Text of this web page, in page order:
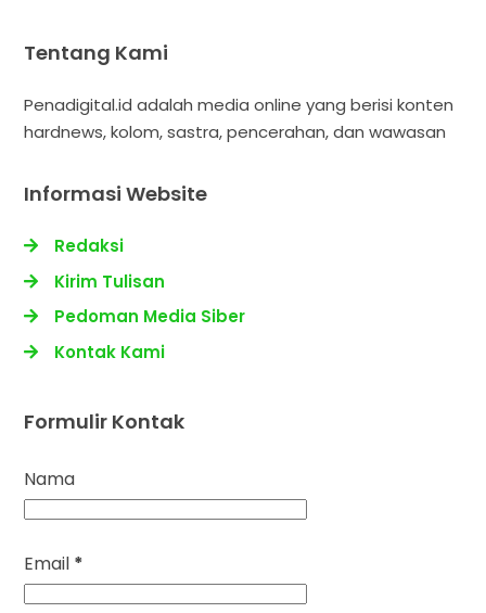
Tentang Kami
Penadigital.id adalah media online yang berisi konten
hardnews, kolom, sastra, pencerahan, dan wawasan
Informasi Website
Redaksi
Kirim Tulisan
Pedoman Media Siber
Kontak Kami
Formulir Kontak
Nama
Email *